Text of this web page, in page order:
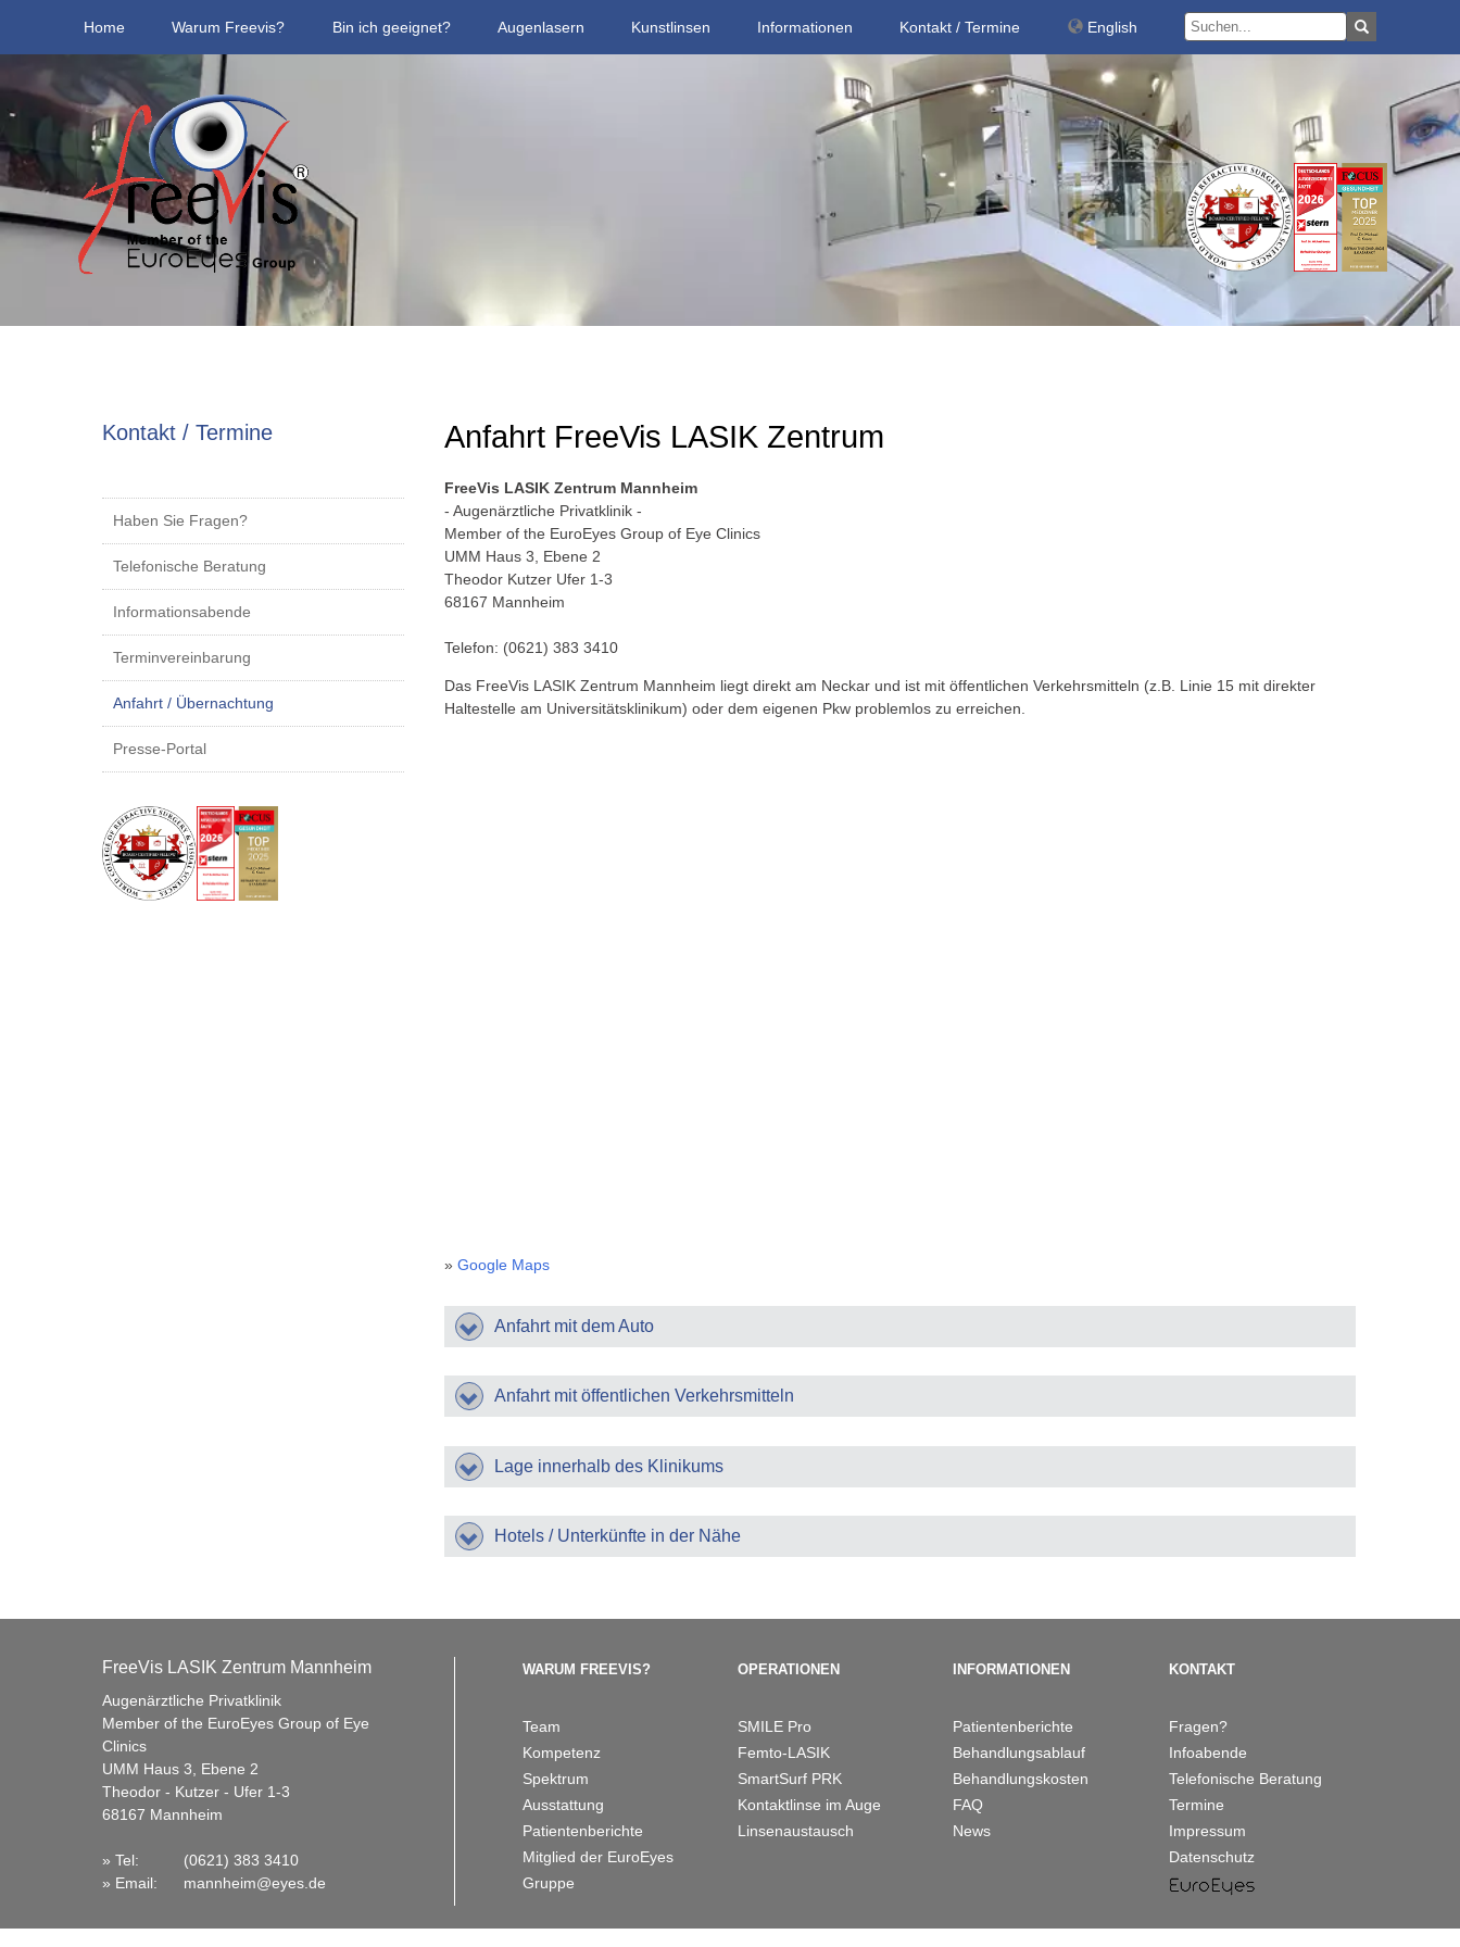
Home Warum Freevis? Bin ich geeignet? Augenlasern Kunstlinsen Informationen Kontakt / Termine English
Kontakt / Termine
Haben Sie Fragen?
Telefonische Beratung
Informationsabende
Terminvereinbarung
Anfahrt / Übernachtung
Presse-Portal
Anfahrt FreeVis LASIK Zentrum
FreeVis LASIK Zentrum Mannheim
- Augenärztliche Privatklinik -
Member of the EuroEyes Group of Eye Clinics
UMM Haus 3, Ebene 2
Theodor Kutzer Ufer 1-3
68167 Mannheim
Telefon: (0621) 383 3410
Das FreeVis LASIK Zentrum Mannheim liegt direkt am Neckar und ist mit öffentlichen Verkehrsmitteln (z.B. Linie 15 mit direkter
Haltestelle am Universitätsklinikum) oder dem eigenen Pkw problemlos zu erreichen.
» Google Maps
Anfahrt mit dem Auto
Anfahrt mit öffentlichen Verkehrsmitteln
Lage innerhalb des Klinikums
Hotels / Unterkünfte in der Nähe
FreeVis LASIK Zentrum Mannheim
Augenärztliche Privatklinik
Member of the EuroEyes Group of Eye
Clinics
UMM Haus 3, Ebene 2
Theodor - Kutzer - Ufer 1-3
68167 Mannheim
» Tel:
(0621) 383 3410
» Email: mannheim@eyes.de
WARUM FREEVIS?
Team
Kompetenz
Spektrum
Ausstattung
Patientenberichte
Mitglied der EuroEyes
Gruppe
OPERATIONEN
SMILE Pro
Femto-LASIK
SmartSurf PRK
Kontaktlinse im Auge
Linsenaustausch
INFORMATIONEN
Patientenberichte
Behandlungsablauf
Behandlungskosten
FAQ
News
KONTAKT
Fragen?
Infoabende
Telefonische Beratung
Termine
Impressum
Datenschutz